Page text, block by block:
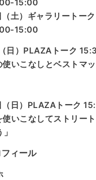
15:00
（土）ギャラリートー
15:00
日）PLAZAトーク
使いこなしとベストマ
（日）PLAZAトーク
使いこなしてストリー
ィール